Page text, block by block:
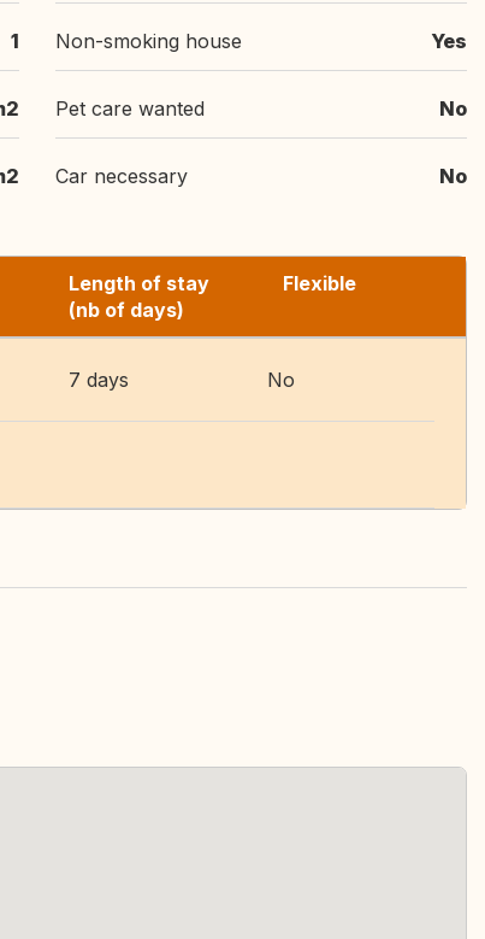
1 Non-smoking house Yes
Pet care wanted No
Car necessary No
Length of stay
(nb of days)
Flexible
7 days No